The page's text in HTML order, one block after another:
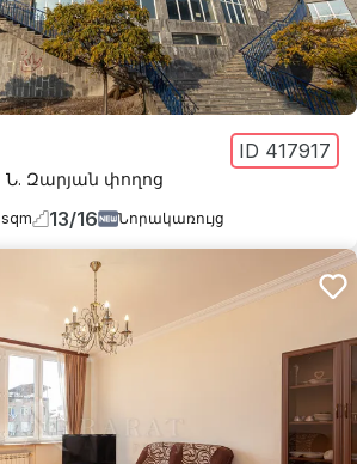
ID 417917
Ն. Զարյան փողոց
sqm 13/16 Նորակառույց